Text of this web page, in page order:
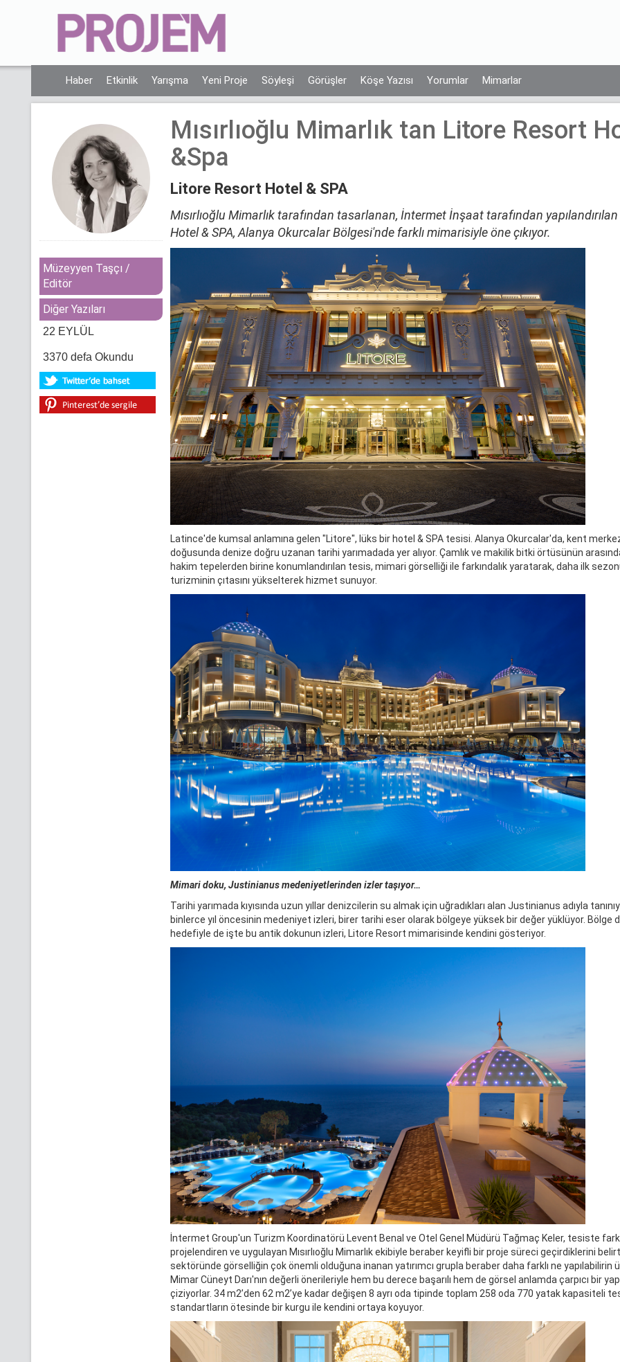
Haber Etkinlik Yarışma Yeni Proje Söyleşi Görüşler Köşe Yazısı Yorumlar Mimarlar
Müzeyyen Taşçı /
Editör
Diğer Yazıları
22 EYLÜL
3370 defa Okundu
Mısırlıoğlu Mimarlık tan Litore Resort
&Spa
Litore Resort Hotel & SPA
Mısırlıoğlu Mimarlık tarafından tasarlanan, İntermet İnşaat tarafından
Hotel & SPA, Alanya Okurcalar Bölgesi'nde farklı mimarisiyle öne çıkıyor.
Latince'de kumsal anlamına gelen "Litore", lüks bir hotel & SPA tesisi. Alanya Okurcalar'da, kent
doğusunda denize doğru uzanan tarihi yarımadada yer alıyor. Çamlık ve makilik bitki örtüsünün
hakim tepelerden birine konumlandırılan tesis, mimari görselliği ile farkındalık yaratarak, daha ilk
turizminin çıtasını yükselterek hizmet sunuyor.
Mimari doku, Justinianus medeniyetlerinden izler taşıyor…
Tarihi yarımada kıyısında uzun yıllar denizcilerin su almak için uğradıkları alan Justinianus adıyla
binlerce yıl öncesinin medeniyet izleri, birer tarihi eser olarak bölgeye yüksek bir değer yüklüyor. Bölge
hedefiyle de işte bu antik dokunun izleri, Litore Resort mimarisinde kendini gösteriyor.
İntermet Group'un Turizm Koordinatörü Levent Benal ve Otel Genel Müdürü Tağmaç Keler, tesiste
projelendiren ve uygulayan Mısırlıoğlu Mimarlık ekibiyle beraber keyifli bir proje süreci geçirdiklerini
sektöründe görselliğin çok önemli olduğuna inanan yatırımcı grupla beraber daha farklı ne yapılabilirin
Mimar Cüneyt Darı'nın değerli önerileriyle hem bu derece başarılı hem de görsel anlamda çarpıcı bir
çiziyorlar. 34 m2’den 62 m2’ye kadar değişen 8 ayrı oda tipinde toplam 258 oda 770 yatak kapasiteli
standartların ötesinde bir kurgu ile kendini ortaya koyuyor.